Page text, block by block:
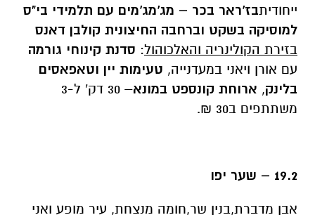
ייחודיתבז'ראר בכר – מג'מג'מים עם תלמידי בי"ס
למוסיקה בשקט וברחבה החיצונית קולבן דאנס
בזירת הקולינריה והאלכוהול: סדנת קינוחי גורמה
עם אורן ויאני במעדנייה, טעימות יין וטאפאסים
בלינק, ארוחת קונספט במונא
– 30 דק' ל-3
משתתפים ב30 ₪.
19.2 – שער יפו
אבן מדברת,בנין שר,חומה מנצחת, עיר מופע ואני